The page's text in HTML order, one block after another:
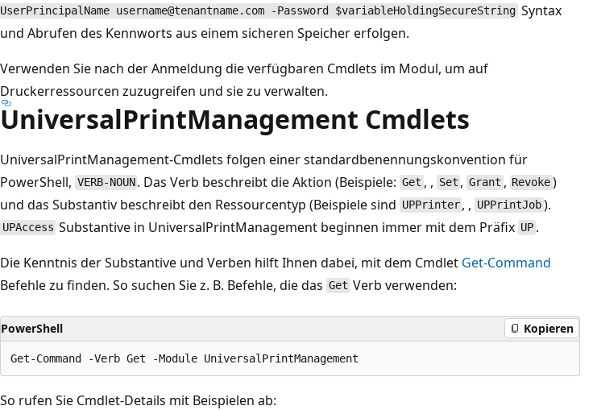
UserPrincipalName username@tenantname.com -Password $variableHoldingSecureString Syntax
und Abrufen des Kennworts aus einem sicheren Speicher erfolgen.
Verwenden Sie nach der Anmeldung die verfügbaren Cmdlets im Modul, um auf
Druckerressourcen zuzugreifen und sie zu verwalten.
UniversalPrintManagement Cmdlets
UniversalPrintManagement-Cmdlets folgen einer standardbenennungskonvention für
PowerShell, VERB-NOUN . Das Verb beschreibt die Aktion (Beispiele:Get , , Set ,Grant , Revoke)
und das Substantiv beschreibt den Ressourcentyp (Beispiele sind UPPrinter , , UPPrintJob).
UPAccess Substantive in UniversalPrintManagement beginnen immer mit dem Präfix UP.
Die Kenntnis der Substantive und Verben hilft Ihnen dabei, mit dem Cmdlet Get-Command
Befehle zu finden. So suchen Sie z. B. Befehle, die das Get Verb verwenden:
PowerShell Kopieren
So rufen Sie Cmdlet-Details mit Beispielen ab: